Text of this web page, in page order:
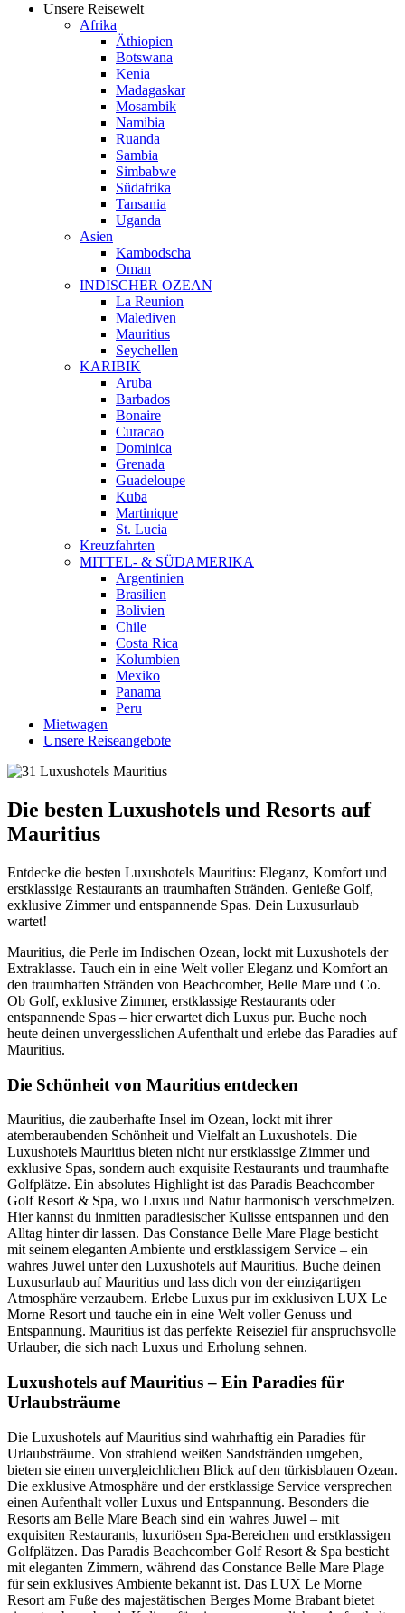
Unsere Reisewelt
Afrika
Äthiopien
Botswana
Kenia
Madagaskar
Mosambik
Namibia
Ruanda
Sambia
Simbabwe
Südafrika
Tansania
Uganda
Asien
Kambodscha
Oman
INDISCHER OZEAN
La Reunion
Malediven
Mauritius
Seychellen
KARIBIK
Aruba
Barbados
Bonaire
Curacao
Dominica
Grenada
Guadeloupe
Kuba
Martinique
St. Lucia
Kreuzfahrten
MITTEL- & SÜDAMERIKA
Argentinien
Brasilien
Bolivien
Chile
Costa Rica
Kolumbien
Mexiko
Panama
Peru
Mietwagen
Unsere Reiseangebote
Die besten Luxushotels und Resorts auf
Mauritius
Entdecke die besten Luxushotels Mauritius: Eleganz, Komfort und
erstklassige Restaurants an traumhaften Stränden. Genieße Golf,
exklusive Zimmer und entspannende Spas. Dein Luxusurlaub
wartet!
Mauritius, die Perle im Indischen Ozean, lockt mit Luxushotels der
Extraklasse. Tauch ein in eine Welt voller Eleganz und Komfort an
den traumhaften Stränden von Beachcomber, Belle Mare und Co.
Ob Golf, exklusive Zimmer, erstklassige Restaurants oder
entspannende Spas – hier erwartet dich Luxus pur. Buche noch
heute deinen unvergesslichen Aufenthalt und erlebe das Paradies auf
Mauritius.
Die Schönheit von Mauritius entdecken
Mauritius, die zauberhafte Insel im Ozean, lockt mit ihrer
atemberaubenden Schönheit und Vielfalt an Luxushotels. Die
Luxushotels Mauritius bieten nicht nur erstklassige Zimmer und
exklusive Spas, sondern auch exquisite Restaurants und traumhafte
Golfplätze. Ein absolutes Highlight ist das Paradis Beachcomber
Golf Resort & Spa, wo Luxus und Natur harmonisch verschmelzen.
Hier kannst du inmitten paradiesischer Kulisse entspannen und den
Alltag hinter dir lassen. Das Constance Belle Mare Plage besticht
mit seinem eleganten Ambiente und erstklassigem Service – ein
wahres Juwel unter den Luxushotels auf Mauritius. Buche deinen
Luxusurlaub auf Mauritius und lass dich von der einzigartigen
Atmosphäre verzaubern. Erlebe Luxus pur im exklusiven LUX Le
Morne Resort und tauche ein in eine Welt voller Genuss und
Entspannung. Mauritius ist das perfekte Reiseziel für anspruchsvolle
Urlauber, die sich nach Luxus und Erholung sehnen.
Luxushotels auf Mauritius – Ein Paradies für
Urlaubsträume
Die Luxushotels auf Mauritius sind wahrhaftig ein Paradies für
Urlaubsträume. Von strahlend weißen Sandstränden umgeben,
bieten sie einen unvergleichlichen Blick auf den türkisblauen Ozean.
Die exklusive Atmosphäre und der erstklassige Service versprechen
einen Aufenthalt voller Luxus und Entspannung. Besonders die
Resorts am Belle Mare Beach sind ein wahres Juwel – mit
exquisiten Restaurants, luxuriösen Spa-Bereichen und erstklassigen
Golfplätzen. Das Paradis Beachcomber Golf Resort & Spa besticht
mit eleganten Zimmern, während das Constance Belle Mare Plage
für sein exklusives Ambiente bekannt ist. Das LUX Le Morne
Resort am Fuße des majestätischen Berges Morne Brabant bietet